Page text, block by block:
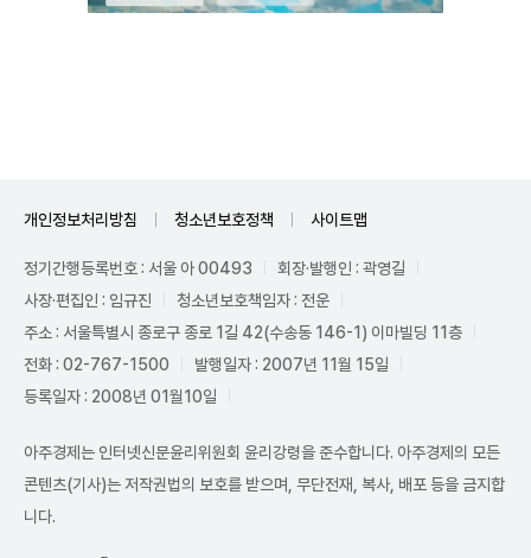
개인정보처리방침 청소년보호정책 사이트맵
정기간행등록번호 : 서울 아 00493
회장·발행인 : 곽영길
사장·편집인 : 임규진
청소년보호책임자 : 전운
주소 : 서울특별시 종로구 종로 1길 42(수송동 146-1) 이마빌딩 11층
전화 : 02-767-1500
발행일자 : 2007년 11월 15일
등록일자 : 2008년 01월10일
아주경제는 인터넷신문윤리위원회 윤리강령을 준수합니다. 아주경제의 모든
콘텐츠(기사)는 저작권법의 보호를 받으며, 무단전재, 복사, 배포 등을 금지합
니다.